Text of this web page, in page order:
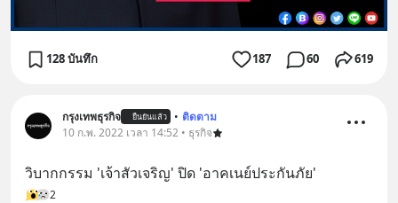
128 บันทึก 187 60 619
กรุงเทพธุรกิจ ยืนยันแล้ว • ติดตาม
10 ก.พ. 2022 เวลา 14:52 • ธุรกิจ
วิบากกรรม 'เจ้าสัวเจริญ' ปิด 'อาคเนย์ประกันภัย'
2